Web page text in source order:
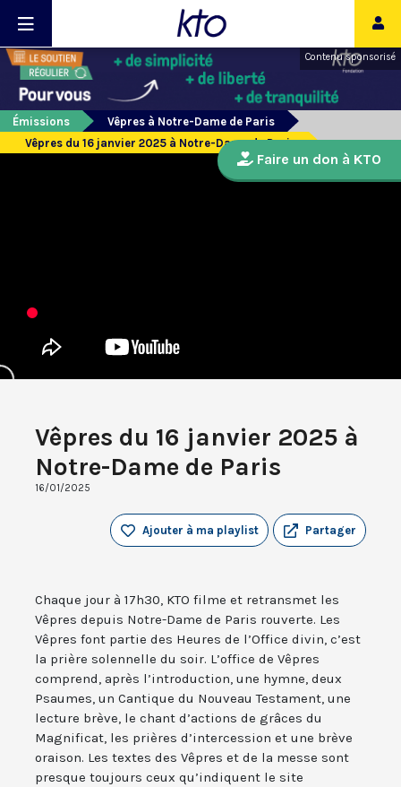
Contenu sponsorisé
Émissions
Vêpres à Notre-Dame de Paris
Vêpres du 16 janvier 2025 à Notre-Dame de Paris
Vêpres du 16 janvier 2025 à
Notre-Dame de Paris
16/01/2025
Partager
Ajouter à ma playlist
Chaque jour à 17h30, KTO filme et retransmet les
Vêpres depuis Notre-Dame de Paris rouverte. Les
Vêpres font partie des Heures de l’Office divin, c’est
la prière solennelle du soir. L’office de Vêpres
comprend, après l’introduction, une hymne, deux
Psaumes, un Cantique du Nouveau Testament, une
lecture brève, le chant d’actions de grâces du
Magnificat, les prières d’intercession et une brève
oraison. Les textes des Vêpres et de la messe sont
presque toujours ceux qu’indiquent le site
Faire un don à KTO